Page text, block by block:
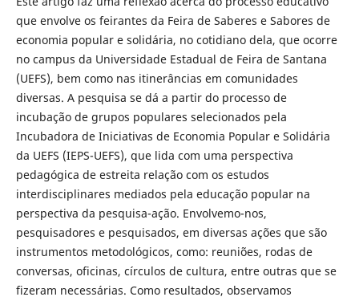
que envolve os feirantes da Feira de Saberes e Sabores de
economia popular e solidária, no cotidiano dela, que ocorre
no campus da Universidade Estadual de Feira de Santana
(UEFS), bem como nas itinerâncias em comunidades
diversas. A pesquisa se dá a partir do processo de
incubação de grupos populares selecionados pela
Incubadora de Iniciativas de Economia Popular e Solidária
da UEFS (IEPS-UEFS), que lida com uma perspectiva
pedagógica de estreita relação com os estudos
interdisciplinares mediados pela educação popular na
perspectiva da pesquisa-ação. Envolvemo-nos,
pesquisadores e pesquisados, em diversas ações que são
instrumentos metodológicos, como: reuniões, rodas de
conversas, oficinas, círculos de cultura, entre outras que se
fizeram necessárias. Como resultados, observamos